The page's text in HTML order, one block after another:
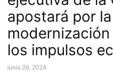
apostará por la
los impulsos
junio 26, 2024